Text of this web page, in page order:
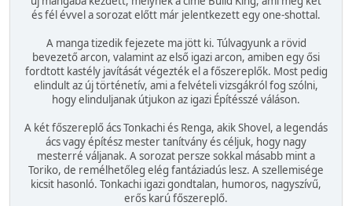
és fél évvel a sorozat előtt már jelentkezett egy one-shottal.
A manga tizedik fejezete ma jött ki. Túlvagyunk a rövid
bevezető arcon, valamint az első igazi arcon, amiben egy ősi
fordtott kastély javítását végezték el a főszereplők. Most pedig
elindult az új történetív, ami a felvételi vizsgákról fog szólni,
hogy elinduljanak útjukon az igazi Építésszé váláson.
A két főszereplő ács Tonkachi és Renga, akik Shovel, a legendás
ács vagy építész mester tanítvány és céljuk, hogy nagy
mesterré váljanak. A sorozat persze sokkal másabb mint a
Toriko, de remélhetőleg elég fantáziadús lesz. A szellemisége
kicsit hasonló. Tonkachi igazi gondtalan, humoros, nagyszívű,
erős karú főszereplő.